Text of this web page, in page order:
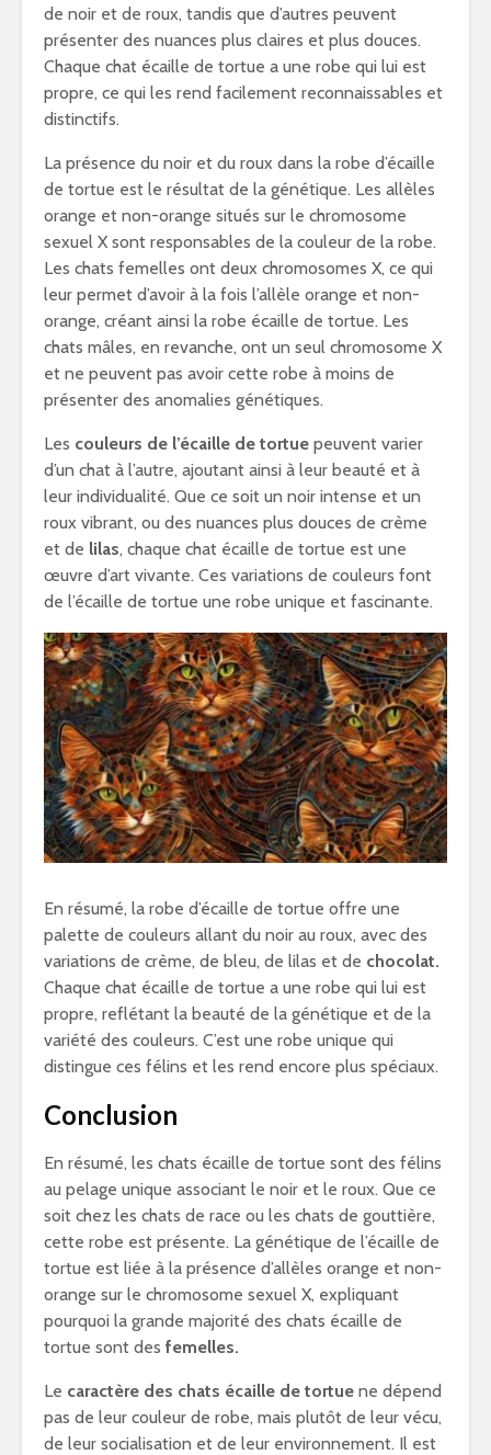
de noir et de roux, tandis que d’autres peuvent
présenter des nuances plus claires et plus douces.
Chaque chat écaille de tortue a une robe qui lui est
propre, ce qui les rend facilement reconnaissables et
distinctifs.
La présence du noir et du roux dans la robe d’écaille
de tortue est le résultat de la génétique. Les allèles
orange et non-orange situés sur le chromosome
sexuel X sont responsables de la couleur de la robe.
Les chats femelles ont deux chromosomes X, ce qui
leur permet d’avoir à la fois l’allèle orange et non-
orange, créant ainsi la robe écaille de tortue. Les
chats mâles, en revanche, ont un seul chromosome X
et ne peuvent pas avoir cette robe à moins de
présenter des anomalies génétiques.
Les couleurs de l’écaille de tortue peuvent varier
d’un chat à l’autre, ajoutant ainsi à leur beauté et à
leur individualité. Que ce soit un noir intense et un
roux vibrant, ou des nuances plus douces de crème
et de lilas, chaque chat écaille de tortue est une
œuvre d’art vivante. Ces variations de couleurs font
de l’écaille de tortue une robe unique et fascinante.
En résumé, la robe d’écaille de tortue offre une
palette de couleurs allant du noir au roux, avec des
variations de crème, de bleu, de lilas et de chocolat.
Chaque chat écaille de tortue a une robe qui lui est
propre, reflétant la beauté de la génétique et de la
variété des couleurs. C’est une robe unique qui
distingue ces félins et les rend encore plus spéciaux.
Conclusion
En résumé, les chats écaille de tortue sont des félins
au pelage unique associant le noir et le roux. Que ce
soit chez les chats de race ou les chats de gouttière,
cette robe est présente. La génétique de l’écaille de
tortue est liée à la présence d’allèles orange et non-
orange sur le chromosome sexuel X, expliquant
pourquoi la grande majorité des chats écaille de
tortue sont des femelles.
Le caractère des chats écaille de tortue ne dépend
pas de leur couleur de robe, mais plutôt de leur vécu,
de leur socialisation et de leur environnement. Il est